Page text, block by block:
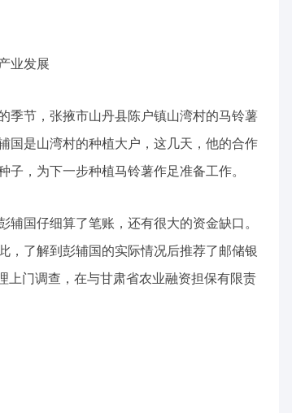
业发展
节，张掖市山丹县陈户镇山湾村的马铃薯
国是山湾村的种植大户，这几天，他的合作
，为下一步种植马铃薯作足准备工作。
仔细算了笔账，还有很大的资金缺口。
，了解到彭辅国的实际情况后推荐了邮储银
上门调查，在与甘肃省农业融资担保有限责